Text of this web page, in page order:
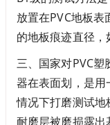
放置在PVC地板
的地板痕迹直径，
三、国家对PVC
器在表面划，是
情况下打磨测试
耐磨层被磨损露